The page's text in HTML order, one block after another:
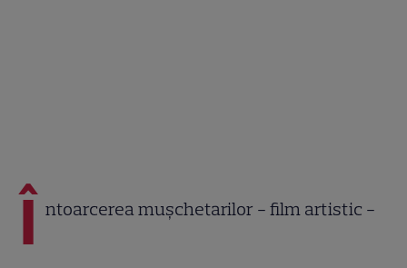
Î ntoarcerea muşchetarilor - film artistic -